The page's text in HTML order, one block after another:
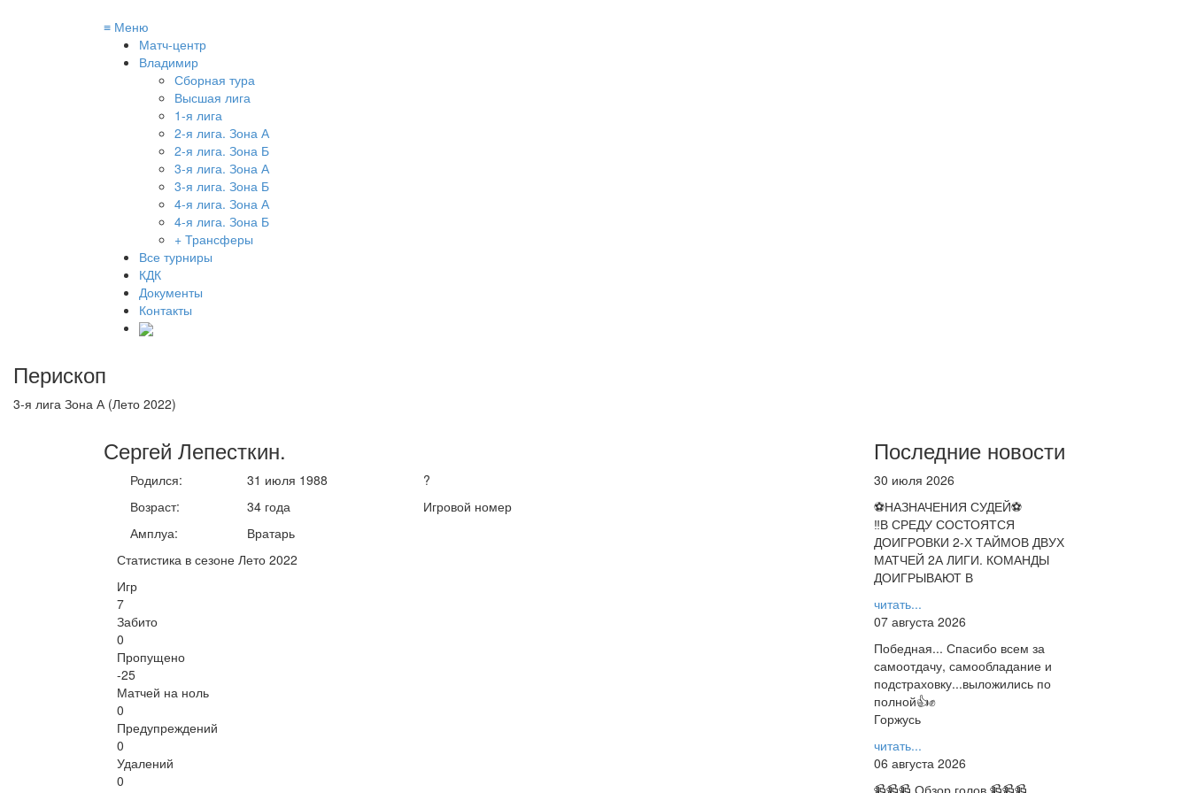
≡ Меню
Матч-центр
Владимир
Сборная тура
Высшая лига
1-я лига
2-я лига. Зона А
2-я лига. Зона Б
3-я лига. Зона А
3-я лига. Зона Б
4-я лига. Зона А
4-я лига. Зона Б
+ Трансферы
Все турниры
КДК
Документы
Контакты
Перископ
3-я лига Зона А (Лето 2022)
Сергей Лепесткин.
Родился:
Возраст:
Амплуа:
31 июля 1988
34 года
Вратарь
?
Игровой номер
Статистика в сезоне Лето 2022
Игр
7
Забито
0
Пропущено
-25
Матчей на ноль
0
Предупреждений
0
Удалений
0
Последние новости
30 июля 2026
⚽НАЗНАЧЕНИЯ СУДЕЙ⚽
‼В СРЕДУ СОСТОЯТСЯ
ДОИГРОВКИ 2-Х ТАЙМОВ ДВУХ
МАТЧЕЙ 2А ЛИГИ. КОМАНДЫ
ДОИГРЫВАЮТ В
читать...
07 августа 2026
Победная... Спасибо всем за
самоотдачу, самообладание и
подстраховку...выложились по
полной👍✊
Горжусь
читать...
06 августа 2026